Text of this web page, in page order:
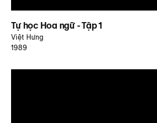
Tự học Hoa ngữ - Tập 1
Việt Hưng
1989